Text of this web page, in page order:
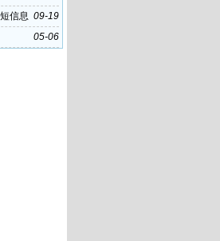
09-19
信息
05-06